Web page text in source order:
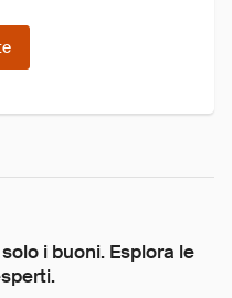
i buoni. Esplora le